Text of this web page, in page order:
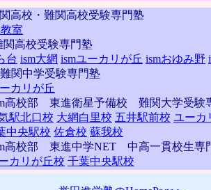
高校・難関高校受験専門塾
室
高校受験専門塾
台 ism大網 ismユーカリが丘 ismおゆみ野
関中学受験専門塾
カリが丘
高校部 東進衛星予備校 難関大学受験
駅北口校 大網白里校 五井駅前校 ユーカ
中央駅校 佐倉校 蘇我校
高校部 東進中学NET 中高一貫校生専
カリが丘校 千葉中央駅校